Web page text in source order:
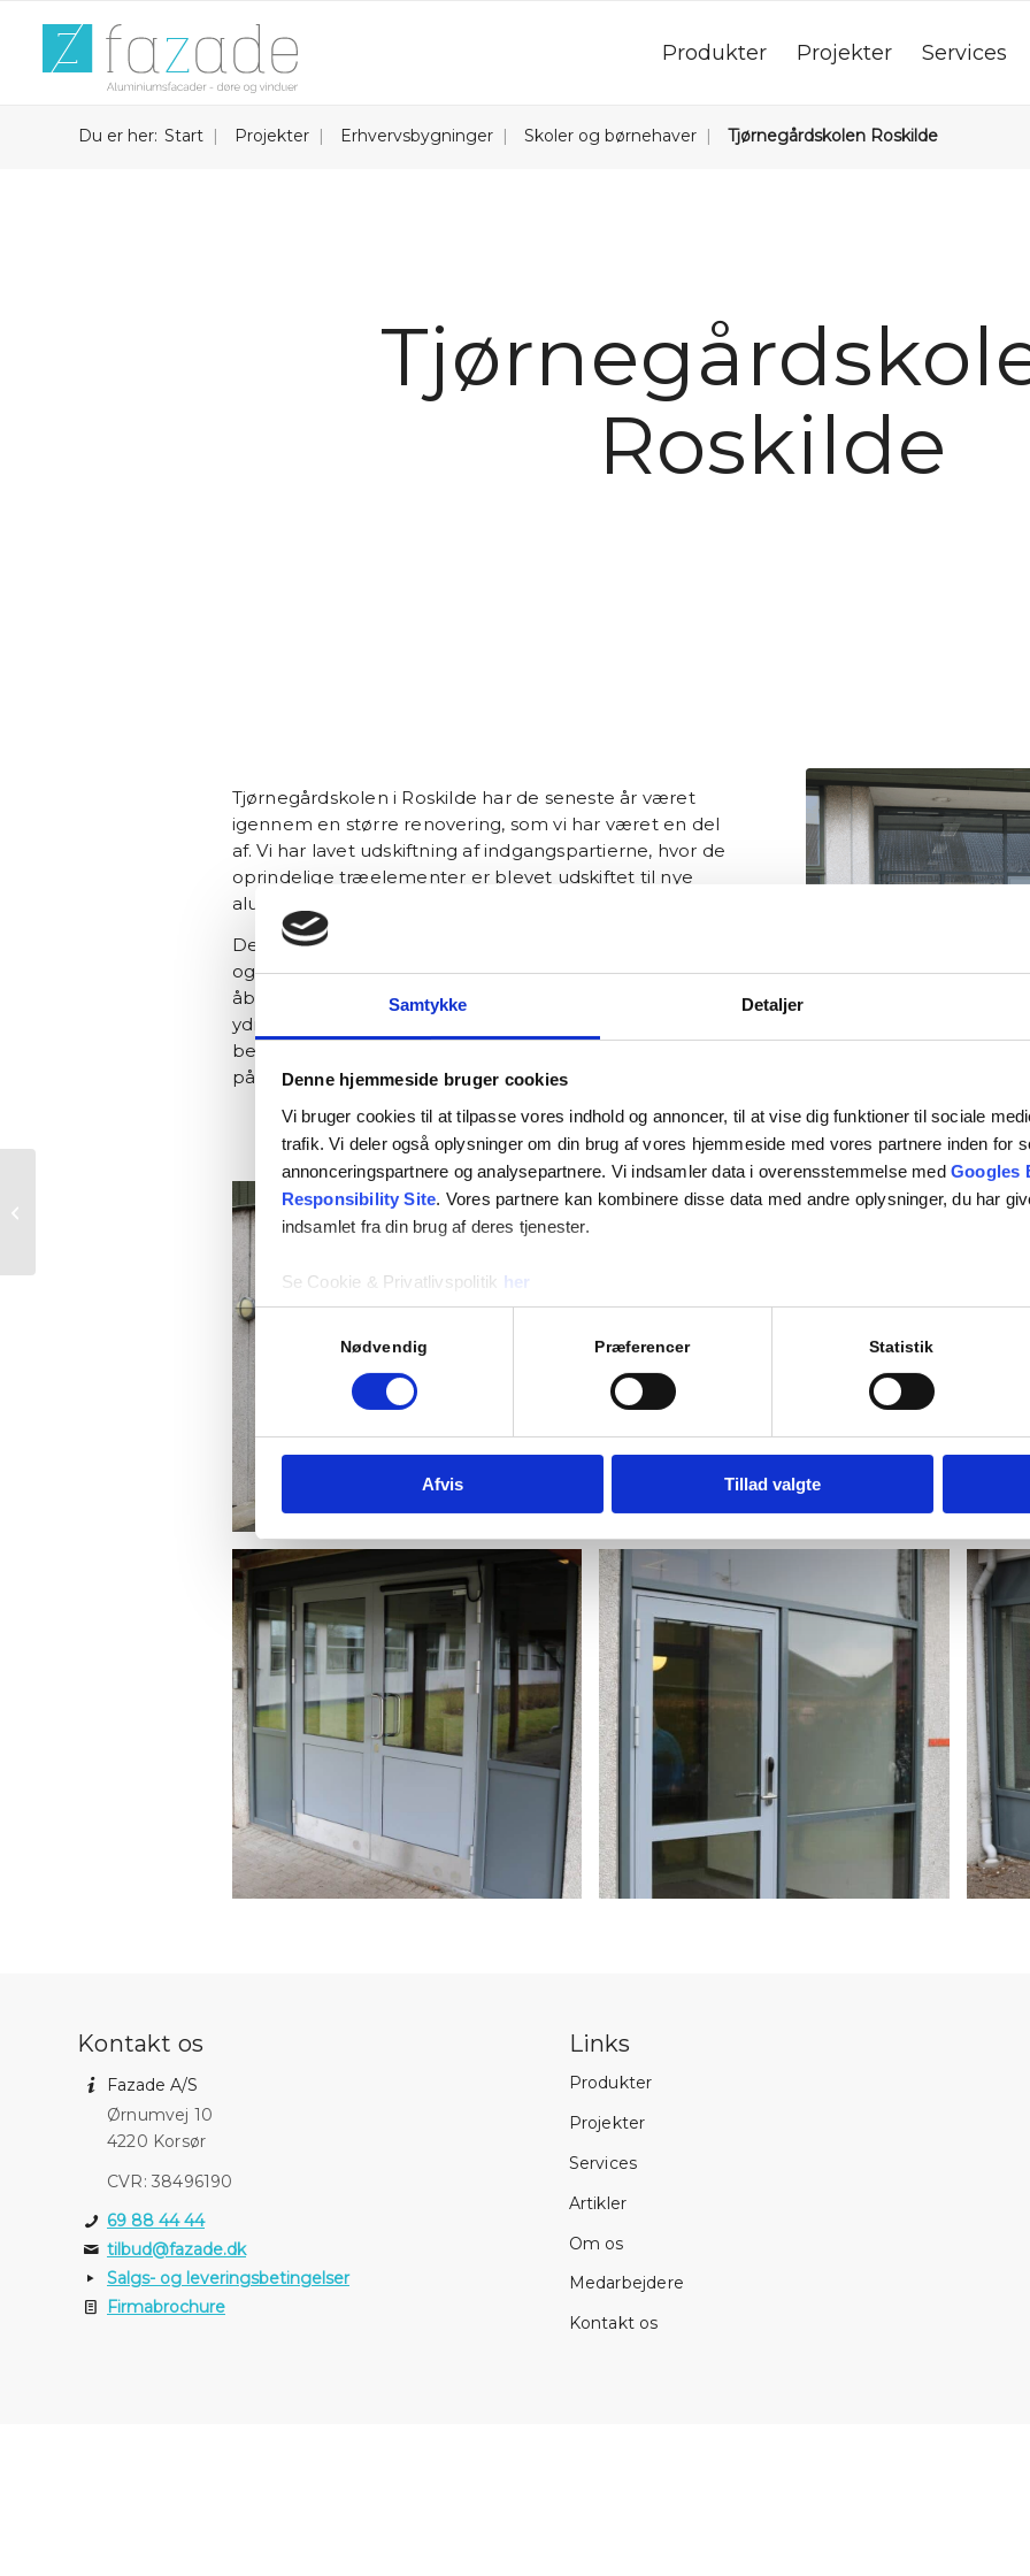
Samtykke Detaljer
Denne hjemmeside bruger cookies
Vi bruger cookies til at tilpasse vores indhold og annoncer, til at vise dig funktioner til sociale
trafik. Vi deler også oplysninger om din brug af vores hjemmeside med vores partnere inden for
annonceringspartnere og analysepartnere. Vi indsamler data i overensstemmelse med Googles
Responsibility Site. Vores partnere kan kombinere disse data med andre oplysninger, du har
indsamlet fra din brug af deres tjenester.
Se Cookie & Privatlivspolitik her
Samtykkevalg
Nødvendig Præferencer Statistik
Afvis Tillad valgte
Produkter Projekter Services
Du er her: Start Projekter Erhvervsbygninger Skoler og børnehaver Tjørnegårdskolen Roskilde
Roskilde
Tjørnegårdskolen i Roskilde har de seneste år været
igennem en større renovering, som vi har været en del
af. Vi har lavet udskiftning af indgangspartierne, hvor de
oprindelige træelementer er blevet udskiftet til nye
aluminiumselementer.
Der er blevet anvendt Schüco facadesystem FWS 50.HI
og Schüco vinduessystem AWS 70.HI som døre. Dette
åbner indgangspartierne og skolen mere op mod de
ydre omgivelser med store glasfelter, som skaber et
bedre indeklima for eleverne, lærerne og andre ansatte
på skolen samt en bedre energioptimering.
Kontakt os
Fazade A/S
Ørnumvej 10
4220 Korsør
CVR: 38496190
69 88 44 44
tilbud@fazade.dk
Salgs- og leveringsbetingelser
Firmabrochure
Links
Produkter
Projekter
Services
Artikler
Om os
Medarbejdere
Kontakt os